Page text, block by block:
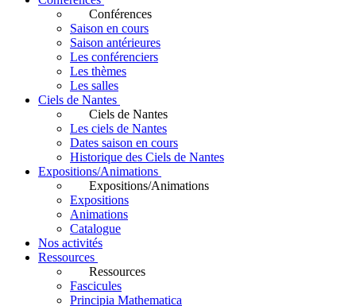
Conférences
Saison en cours
Saison antérieures
Les conférenciers
Les thèmes
Les salles
Ciels de Nantes
Ciels de Nantes
Les ciels de Nantes
Dates saison en cours
Historique des Ciels de Nantes
Expositions/Animations
Expositions/Animations
Expositions
Animations
Catalogue
Nos activités
Ressources
Ressources
Fascicules
Principia Mathematica